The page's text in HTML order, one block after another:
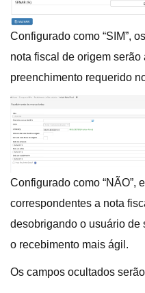
Configurado como “SIM”,
nota fiscal de origem serão
preenchimento requerido
Configurado como “NÃO”,
correspondentes a nota
desobrigando o usuário de
o recebimento mais ágil.
Os campos ocultados